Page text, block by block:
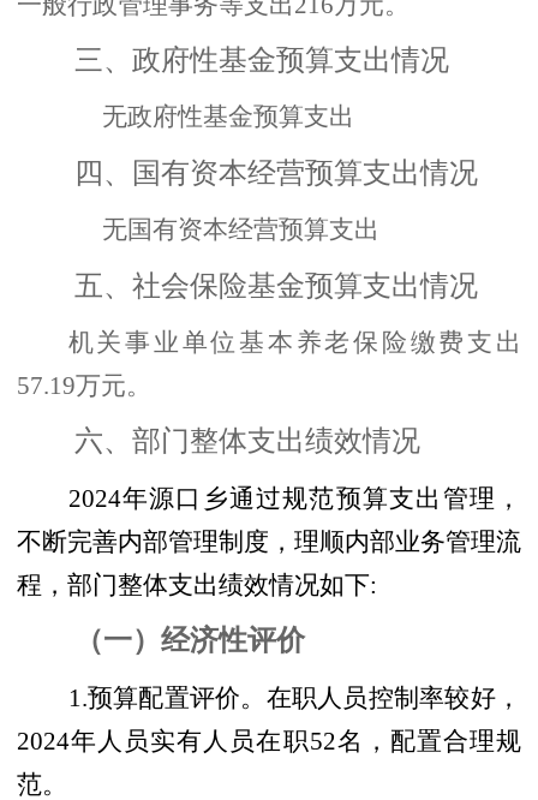
三、 政府性基金预算支出情况
无政府性基金预算支出
四、 国有资本经营预算支出情况
无国有资本经营预算支出
五、 社会保险基金预算支出情况
机关事业单位基本养老保险缴费支出
57.19万元。
六、部门整体支出绩效情况
2024年源口乡通过规范预算支出管理，
不断完善内部管理制度，理顺内部业务管理流
程，部门整体支出绩效情况如下:
（一）经济性评价
1.预算配置评价。在职人员控制率较好，
2024年人员实有人员在职52名，配置合理规
范。